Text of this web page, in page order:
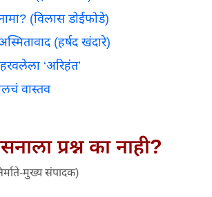
(विलास डोईफोडे)
(हर्षद खंदारे)
‘अरिहंत’
वास्तव
प्रश्न का नाही?
मुख्य संपादक)